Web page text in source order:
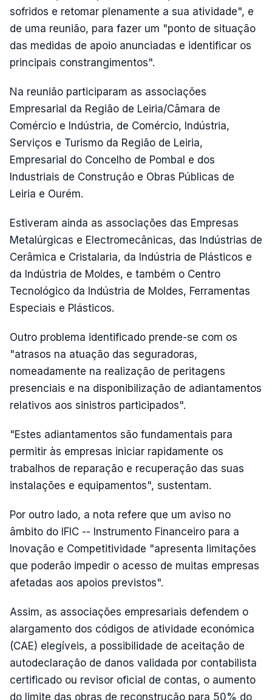
sofridos e retomar plenamente a sua atividade", e
de uma reunião, para fazer um "ponto de situação
das medidas de apoio anunciadas e identificar os
principais constrangimentos".
Na reunião participaram as associações
Empresarial da Região de Leiria/Câmara de
Comércio e Indústria, de Comércio, Indústria,
Serviços e Turismo da Região de Leiria,
Empresarial do Concelho de Pombal e dos
Industriais de Construção e Obras Públicas de
Leiria e Ourém.
Estiveram ainda as associações das Empresas
Metalúrgicas e Electromecânicas, das Indústrias de
Cerâmica e Cristalaria, da Indústria de Plásticos e
da Indústria de Moldes, e também o Centro
Tecnológico da Indústria de Moldes, Ferramentas
Especiais e Plásticos.
Outro problema identificado prende-se com os
"atrasos na atuação das seguradoras,
nomeadamente na realização de peritagens
presenciais e na disponibilização de adiantamentos
relativos aos sinistros participados".
"Estes adiantamentos são fundamentais para
permitir às empresas iniciar rapidamente os
trabalhos de reparação e recuperação das suas
instalações e equipamentos", sustentam.
Por outro lado, a nota refere que um aviso no
âmbito do IFIC -- Instrumento Financeiro para a
Inovação e Competitividade "apresenta limitações
que poderão impedir o acesso de muitas empresas
afetadas aos apoios previstos".
Assim, as associações empresariais defendem o
alargamento dos códigos de atividade económica
(CAE) elegíveis, a possibilidade de aceitação de
autodeclaração de danos validada por contabilista
certificado ou revisor oficial de contas, o aumento
do limite das obras de reconstrução para 50% do